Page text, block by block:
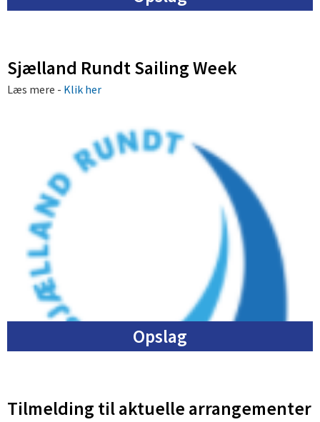
Sjælland Rundt Sailing Week
Læs mere - Klik her
Opslag
Tilmelding til aktuelle arrangementer